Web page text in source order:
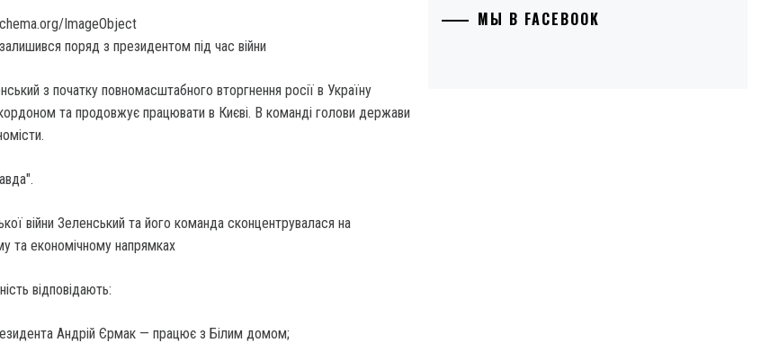
ImageObject
з початку повномасштабного вторгнення росії в Україну
та продовжує працювати в Києві. В команді голови держави
війни Зеленський та його команда сконцентрувалася на
та економічному напрямках
відповідають:
Андрій Єрмак — працює з Білим домом;
МЫ В FACEBOOK